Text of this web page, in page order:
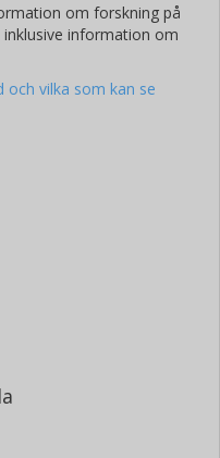
om forskning på
information om
och vilka som kan se